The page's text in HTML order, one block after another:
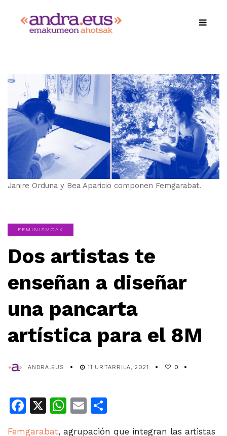
Janire Orduna y Bea Aparicio componen Femgarabat.
FEMINISMOAK
Dos artistas te
enseñan a diseñar
una pancarta
artística para el 8M
ANDRA.EUS 11 URTARRILA, 2021 0
Facebook
X WhatsApp
Email
Femgarabat, agrupación que integran las artistas